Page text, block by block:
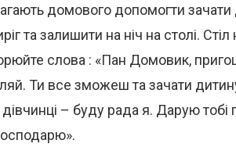
домового допомогти зачати
та залишити на ніч на столі.
слова : «Пан Домовик,
Ти все зможеш та зачати
дівчинці – буду рада я. Дарую тобі